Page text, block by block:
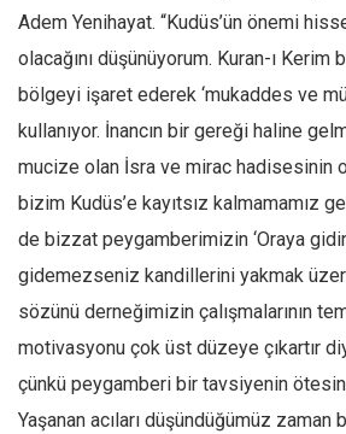
Adem Yenihayat. “Kudüs’ün önemi
olacağını düşünüyorum. Kuran-ı Kerim
bölgeyi işaret ederek ‘mukaddes ve
kullanıyor. İnancın bir gereği haline
mucize olan İsra ve mirac hadisesinin
bizim Kudüs’e kayıtsız kalmamamız
de bizzat peygamberimizin ‘Oraya
gidemezseniz kandillerini yakmak
sözünü derneğimizin çalışmalarının
motivasyonu çok üst düzeye çıkartır
çünkü peygamberi bir tavsiyenin
Yaşanan acıları düşündüğümüz zaman